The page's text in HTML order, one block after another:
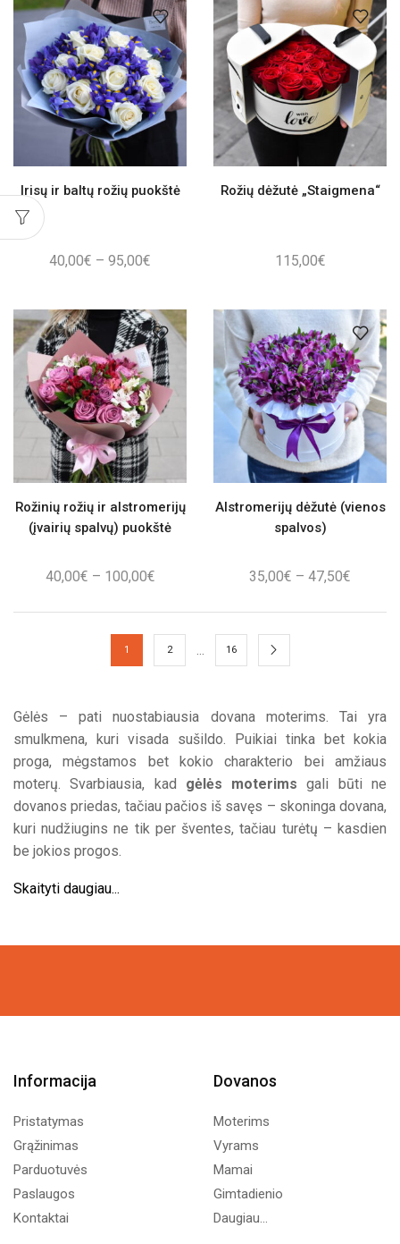
through
102,00€
through
Irisų ir baltų rožių puokštė
40,00€ – 95,00€
through
95,00€
Rožių dėžutė „Staigmena“
115,00€
Rožinių rožių ir alstromerijų
(įvairių spalvų) puokštė
40,00€ – 100,00€Price
40,00€
through
100,00€
Alstromerijų dėžutė (vienos
spalvos)
35,00€ – 47,50€
35,00€
1 2 … 16
Gėlės – pati nuostabiausia dovana moterims. Tai yra
smulkmena, kuri visada sušildo. Puikiai tinka bet kokia
proga, mėgstamos bet kokio charakterio bei amžiaus
moterų. Svarbiausia, kad gėlės moterims gali būti ne
dovanos priedas, tačiau pačios iš savęs – skoninga dovana,
kuri nudžiugins ne tik per šventes, tačiau turėtų – kasdien
be jokios progos.
Skaityti daugiau...
Informacija
Pristatymas
Grąžinimas
Parduotuvės
Paslaugos
Kontaktai
Dovanos
Moterims
Vyrams
Mamai
Gimtadienio
Daugiau...